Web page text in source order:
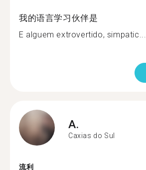
我的语言学习伙伴是
E alguem extrovertido, simpatic...
A.
Caxias do Sul
流利